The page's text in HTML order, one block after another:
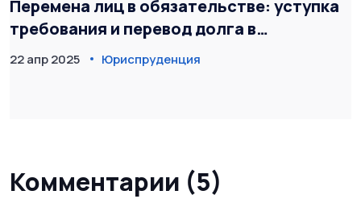
Перемена лиц в обязательстве: уступка
требования и перевод долга в
гражданском праве
22 апр 2025 Юриспруденция
Комментарии (5)